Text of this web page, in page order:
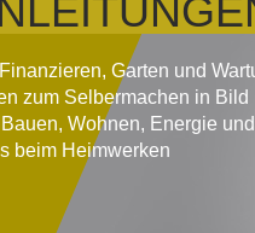
Garten und
zum Selbermachen in Bild
Wohnen, Energie
beim Heimwerken